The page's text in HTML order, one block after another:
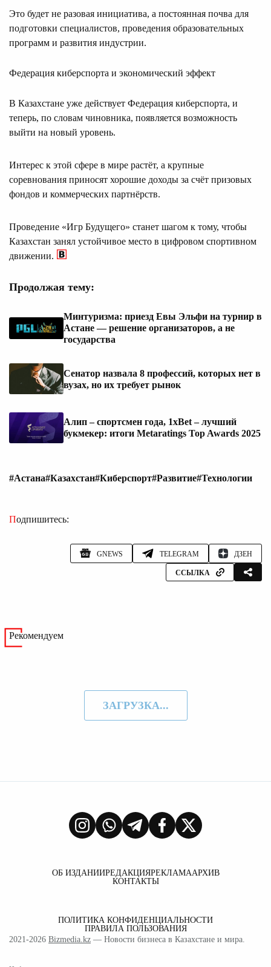
Это будет не разовая инициатива, а постоянная почва для
подготовки специалистов, проведения образовательных
программ и развития индустрии.
Федерация киберспорта и экономический эффект
В Казахстане уже действует Федерация киберспорта, и
теперь, по словам чиновника, появляется возможность
выйти на новый уровень.
Интерес к этой сфере в мире растёт, а крупные
соревнования приносят хорошие доходы за счёт призовых
фондов и коммерческих партнёрств.
Проведение «Игр Будущего» станет шагом к тому, чтобы
Казахстан занял устойчивое место в цифровом спортивном
движении.
Продолжая тему:
Минтуризма: приезд Евы Эльфи на турнир в
Астане — решение организаторов, а не
государства
Сенатор назвала 8 профессий, которых нет в
вузах, но их требует рынок
Алип – спортсмен года, 1xBet – лучший
букмекер: итоги Metaratings Top Awards 2025
#Астана#Казахстан#Киберспорт#Развитие#Технологии
Подпишитесь:
GNEWS TELEGRAM ДЗЕН
ССЫЛКА
Рекомендуем
ЗАГРУЗКА...
ОБ ИЗДАНИИРЕДАКЦИЯРЕКЛАМААРХИВ
КОНТАКТЫ
ПОЛИТИКА КОНФИДЕНЦИАЛЬНОСТИ
ПРАВИЛА ПОЛЬЗОВАНИЯ
2021-2026 Bizmedia.kz — Новости бизнеса в Казахстане и мира.